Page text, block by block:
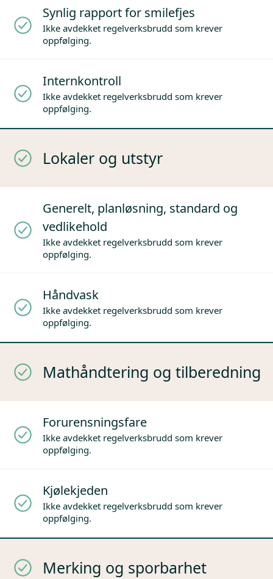
Synlig rapport for smilefjes
Ikke avdekket regelverksbrudd som krever
oppfølging.
Internkontroll
Ikke avdekket regelverksbrudd som krever
oppfølging.
Lokaler og utstyr
Generelt, planløsning, standard og
vedlikehold
Ikke avdekket regelverksbrudd som krever
oppfølging.
Håndvask
Ikke avdekket regelverksbrudd som krever
oppfølging.
Mathåndtering og tilberedning
Forurensningsfare
Ikke avdekket regelverksbrudd som krever
oppfølging.
Kjølekjeden
Ikke avdekket regelverksbrudd som krever
oppfølging.
Merking og sporbarhet